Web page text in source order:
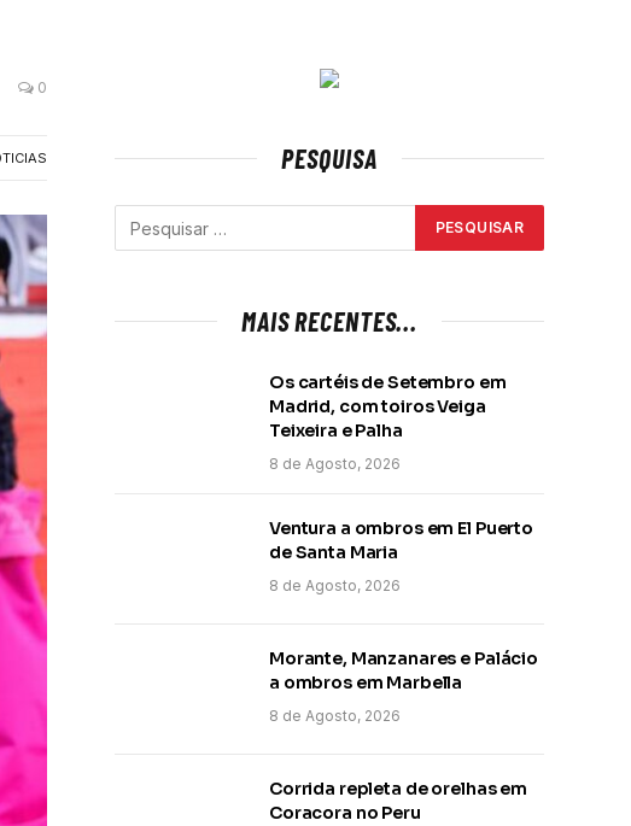
0
PESQUISA
MAIS RECENTES...
Os cartéis de Setembro em
Madrid, com toiros Veiga
Teixeira e Palha
8 de Agosto, 2026
Ventura a ombros em El Puerto
de Santa Maria
8 de Agosto, 2026
Morante, Manzanares e Palácio
a ombros em Marbella
8 de Agosto, 2026
Corrida repleta de orelhas em
Coracora no Peru